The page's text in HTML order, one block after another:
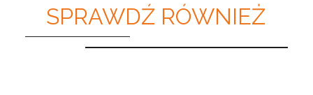
SPRAWDŹ RÓWNIEŻ